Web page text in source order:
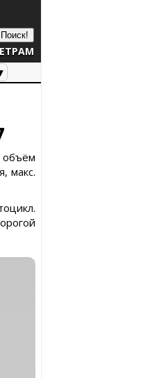
объём
макс.